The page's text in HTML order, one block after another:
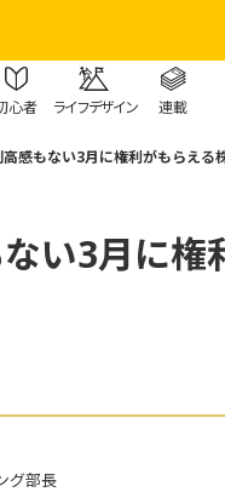
心者 ライフデザイン 連載
感もない3月に権利がもらえる
い3月に権
グ部長